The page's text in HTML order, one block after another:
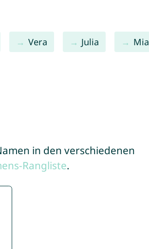
Vera Julia Mia
in den verschiedenen
Rangliste.